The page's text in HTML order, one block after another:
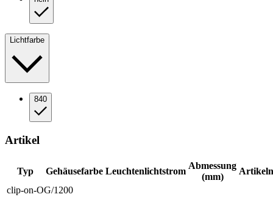
Lichtfarbe
840
Artikel
Typ Gehäusefarbe Leuchtenlichtstrom
Abmessung
(mm)
clip-on-OG/1200